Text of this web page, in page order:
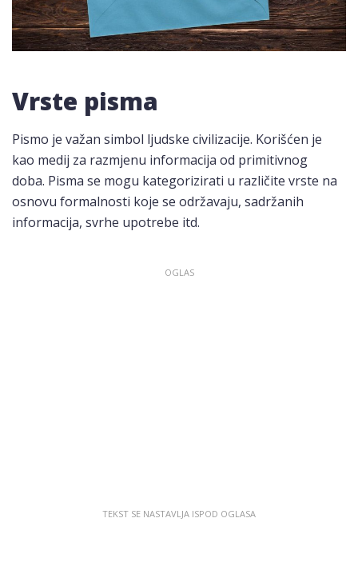
Vrste pisma
Pismo je važan simbol ljudske civilizacije. Korišćen je
kao medij za razmjenu informacija od primitivnog
doba. Pisma se mogu kategorizirati u različite vrste na
osnovu formalnosti koje se održavaju, sadržanih
informacija, svrhe upotrebe itd.